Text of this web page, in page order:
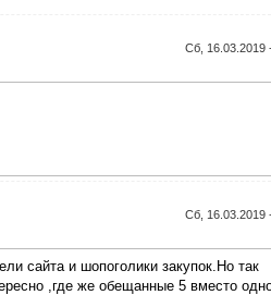
Сб, 16.03.2019
Сб, 16.03.2019
сайта и шопоголики закупок.Но так
,где же обещанные 5 вместо